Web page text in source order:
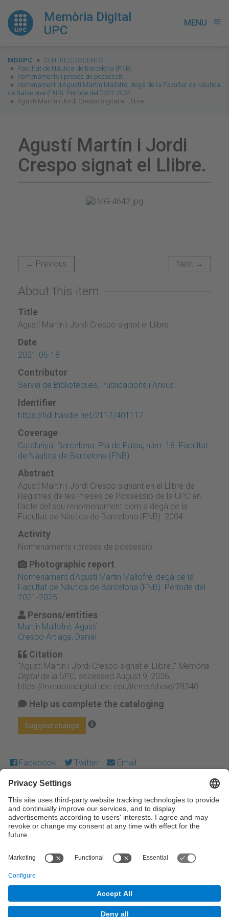
Memòria Digital
UPC
MENU menu
You
are
here:
MDUPC
CENTRES DOCENTS
Facultat de Nàutica de Barcelona (FNB)
Nomenaments i preses de possessió
Nomenament d'Agustí Martín Mallofré, degà de la Facultat de Nàutica
de Barcelona (FNB). Període del 2021-2025
Agustí Martín i Jordi Crespo signat el Llibre.
Agustí Martín i Jordi
Crespo signat el Llibre.
← Previous Next →
About this item
Title
Agustí Martín i Jordi Crespo signat el Llibre.
Date
2021-06-18
Contributor
Servei de Biblioteques, Publicacions i Arxius
Identifier
https://hdl.handle.net/2117/401117
Coverage
Catalunya. Barcelona. Pla de Palau, núm. 18. Facultat
de Nàutica de Barcelona (FNB)
Abstract
Agustí Martín i Jordi Crespo signant en el Llibre de
Registres de les Preses de Possessió de la UPC en
l'acte del seu renomenament com a degà de la
Facultat de Nàutica de Barcelona (FNB). 2004
Activity
Nomenaments i preses de possessió
Photographic report
Nomenament d'Agustí Martín Mallofré, degà de la
Facultat de Nàutica de Barcelona (FNB). Període del
2021-2025
Persons/entities
Martín Mallofré, Agustí
Crespo Artiaga, Daniel
Citation
“Agustí Martín i Jordi Crespo signat el Llibre.,” Memòria
Digital de la UPC, accessed August 9, 2026,
https://memoriadigital.upc.edu/items/show/28340
Help us complete the cataloging
Suggest change
Facebook Twitter Email
Except where otherwise noted, content on this work is
licensed under a Creative Commons license:Attribution-
NonCommercial-NoDerivs 4.0 Generic